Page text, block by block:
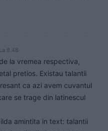
8.48
la vremea respectiva,
pretios. Existau talantii
ca azi avem cuvantul
se trage din latinescul
amintita in text: talantii